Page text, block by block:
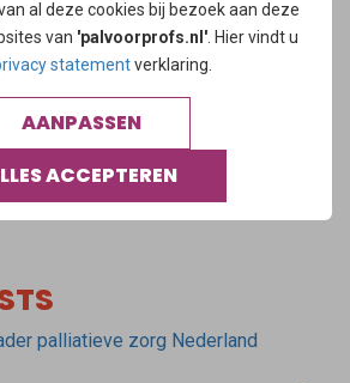
al deze cookies bij bezoek aan deze
van 'palvoorprofs.nl' . Hier vindt u
statementverklaring.
AANPASSEN
ACCEPTEREN
interview!
palliatieve zorg Nederland